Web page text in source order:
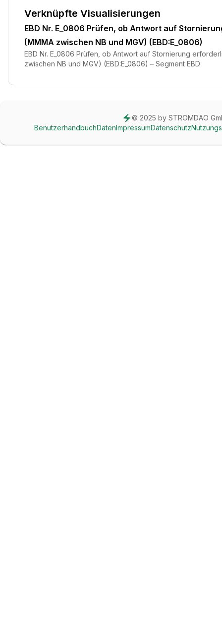
Verknüpfte Visualisierungen
EBD Nr. E_0806 Prüfen, ob Antwort auf
(MMMA zwischen NB und MGV) (EBD:E_0806)
EBD Nr. E_0806 Prüfen, ob Antwort auf Stornierung
zwischen NB und MGV) (EBD:E_0806) – Segment EBD
© 2025 by STROMDAO
BenutzerhandbuchDatenImpressumDatenschutz